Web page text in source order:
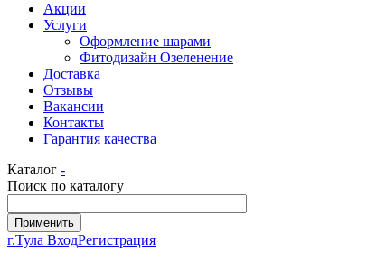
Акции
Услуги
Оформление шарами
Фитодизайн Озеленение
Доставка
Отзывы
Вакансии
Контакты
Гарантия качества
Каталог -
Поиск по каталогу
г.Тула ВходРегистрация